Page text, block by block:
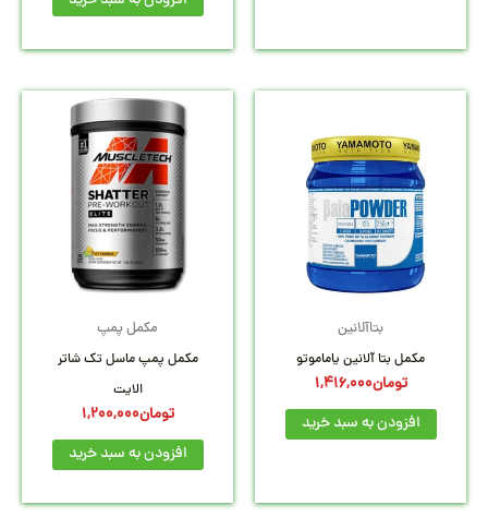
بتاآلانین
مکمل بتا آلانین یاماموتو
تومان1,416,000
افزودن به سبد خرید
مکمل پمپ
مکمل پمپ ماسل تک شاتر
الایت
تومان1,200,000
افزودن به سبد خرید